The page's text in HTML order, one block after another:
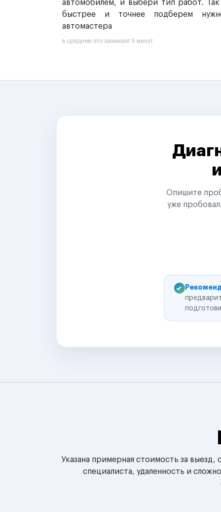
автомобилем, и выбери тип работ.
быстрее и точнее подберем
автомастера
в среднем это занимает 5 минут
Опишите
уже
Указана примерная стоимость за
специалиста, удаленность и